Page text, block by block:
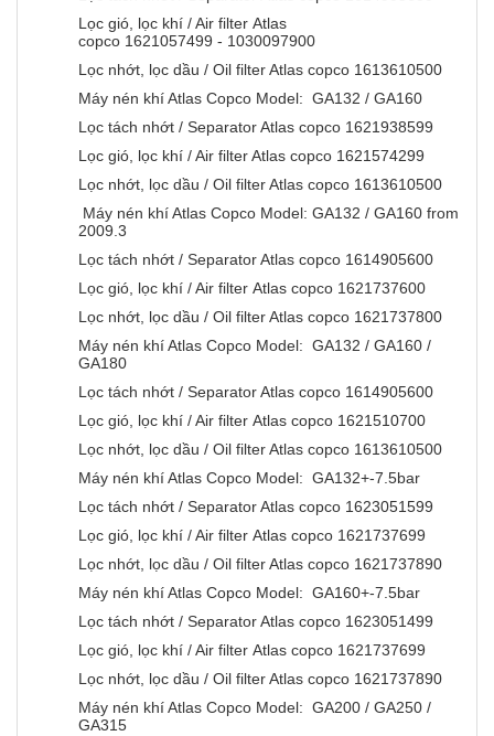
Lọc gió, lọc khí / Air filter Atlas
copco 1621057499 - 1030097900
Lọc nhớt, lọc dầu / Oil filter Atlas copco 1613610500
Máy nén khí Atlas Copco Model: GA132 / GA160
Lọc tách nhớt / Separator Atlas copco 1621938599
Lọc gió, lọc khí / Air filter Atlas copco 1621574299
Lọc nhớt, lọc dầu / Oil filter Atlas copco 1613610500
Máy nén khí Atlas Copco Model: GA132 / GA160 from
2009.3
Lọc tách nhớt / Separator Atlas copco 1614905600
Lọc gió, lọc khí / Air filter Atlas copco 1621737600
Lọc nhớt, lọc dầu / Oil filter Atlas copco 1621737800
Máy nén khí Atlas Copco Model: GA132 / GA160 /
GA180
Lọc tách nhớt / Separator Atlas copco 1614905600
Lọc gió, lọc khí / Air filter Atlas copco 1621510700
Lọc nhớt, lọc dầu / Oil filter Atlas copco 1613610500
Máy nén khí Atlas Copco Model: GA132+-7.5bar
Lọc tách nhớt / Separator Atlas copco 1623051599
Lọc gió, lọc khí / Air filter Atlas copco 1621737699
Lọc nhớt, lọc dầu / Oil filter Atlas copco 1621737890
Máy nén khí Atlas Copco Model: GA160+-7.5bar
Lọc tách nhớt / Separator Atlas copco 1623051499
Lọc gió, lọc khí / Air filter Atlas copco 1621737699
Lọc nhớt, lọc dầu / Oil filter Atlas copco 1621737890
Máy nén khí Atlas Copco Model: GA200 / GA250 /
GA315